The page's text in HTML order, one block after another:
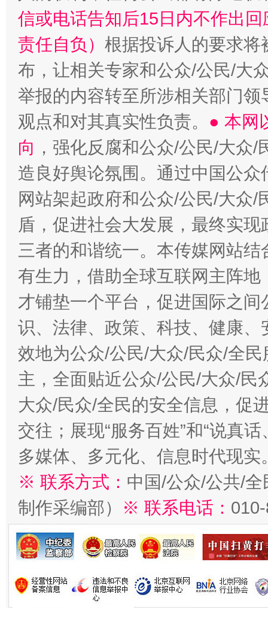
信或电话告知后15日内不作出
责任自负） 根据投诉人的要求将
布，让相关专家和公众/公民/大
举报的内容转至所涉相关部门
观点和对其真实性负责。 ● 本网
向 ，强化反腐和公众/公民/大众
造良好舆论氛围。通过中国公
网站架起政府和公众/公民/大众
盾，促进社会大发展，最终实
三者的和谐统一。本传媒网站
有生力，借助全球互联网主阵
才铺垫一个平台，促进国际之
识、法律、政策、科技、健康
效地为公众/公民/大众/民众/全
主，全面贴近公众/公民/大众/民
大众/民众/全民的安全信息，促
交往；展现“服务百姓”和“说真
多媒体、多元化、信息时代现实
※ 联系方式： 中国/公众/公共/
制作采编部）
※ 联系电话：